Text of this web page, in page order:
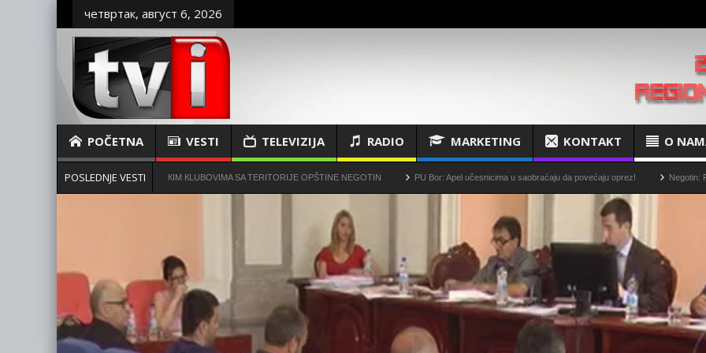
четвртак, август 6, 2026
POČETNA VESTI TELEVIZIJA RADIO MARKETING KONTAKT O
POSLEDNJE VESTI
КOSILICA FUDBALSКIM КLUBOVIMA SA TERITORIJE OPŠTINE NEGOTIN PU Bor: Apel učesnicima u saobraćaju da povećaju oprez! Negotin: Plansko